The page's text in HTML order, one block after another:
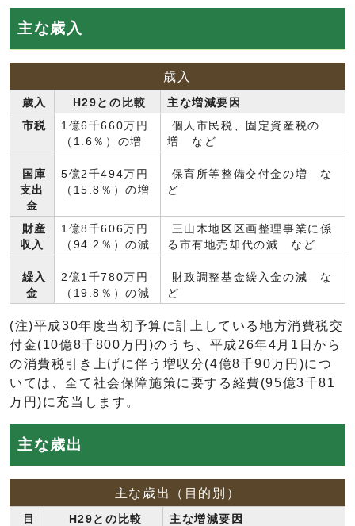
主な歳入
歳入
歳入 H29との比較
主な増減要因
市税
1億6千660万円
（1.6％）の増
個人市民税、固定資産税の
増 など
国庫
支出
金
5億2千494万円
（15.8％）の増
保育所等整備交付金の増 な
ど
財産
収入
1億8千606万円
（94.2％）の減
三山木地区区画整理事業に係
る市有地売却代の減 など
繰入
金
2億1千780万円
（19.8％）の減
財政調整基金繰入金の減 な
ど
(注)平成30年度当初予算に計上している地方消費税交
付金(10億8千800万円)のうち、平成26年4月1日から
の消費税引き上げに伴う増収分(4億8千90万円)につ
いては、全て社会保障施策に要する経費(95億3千81
万円)に充当します。
主な歳出
主な歳出（目的別）
目
H29との比較 主な増減要因